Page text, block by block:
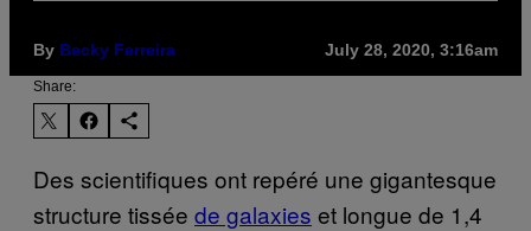
By Becky Ferreira July 28, 2020, 3:16am
Share:
Des scientifiques ont repéré une gigantesque
structure tissée de galaxies et longue de 1,4